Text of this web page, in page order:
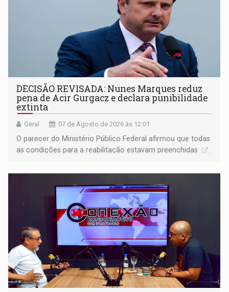
DECISÃO REVISADA: Nunes Marques reduz
pena de Acir Gurgacz e declara punibilidade
extinta
Geral 07 de Agosto de 2026 às 12:01
O parecer do Ministério Público Federal afirmou que todas
as condições para a reabilitação estavam preenchidas